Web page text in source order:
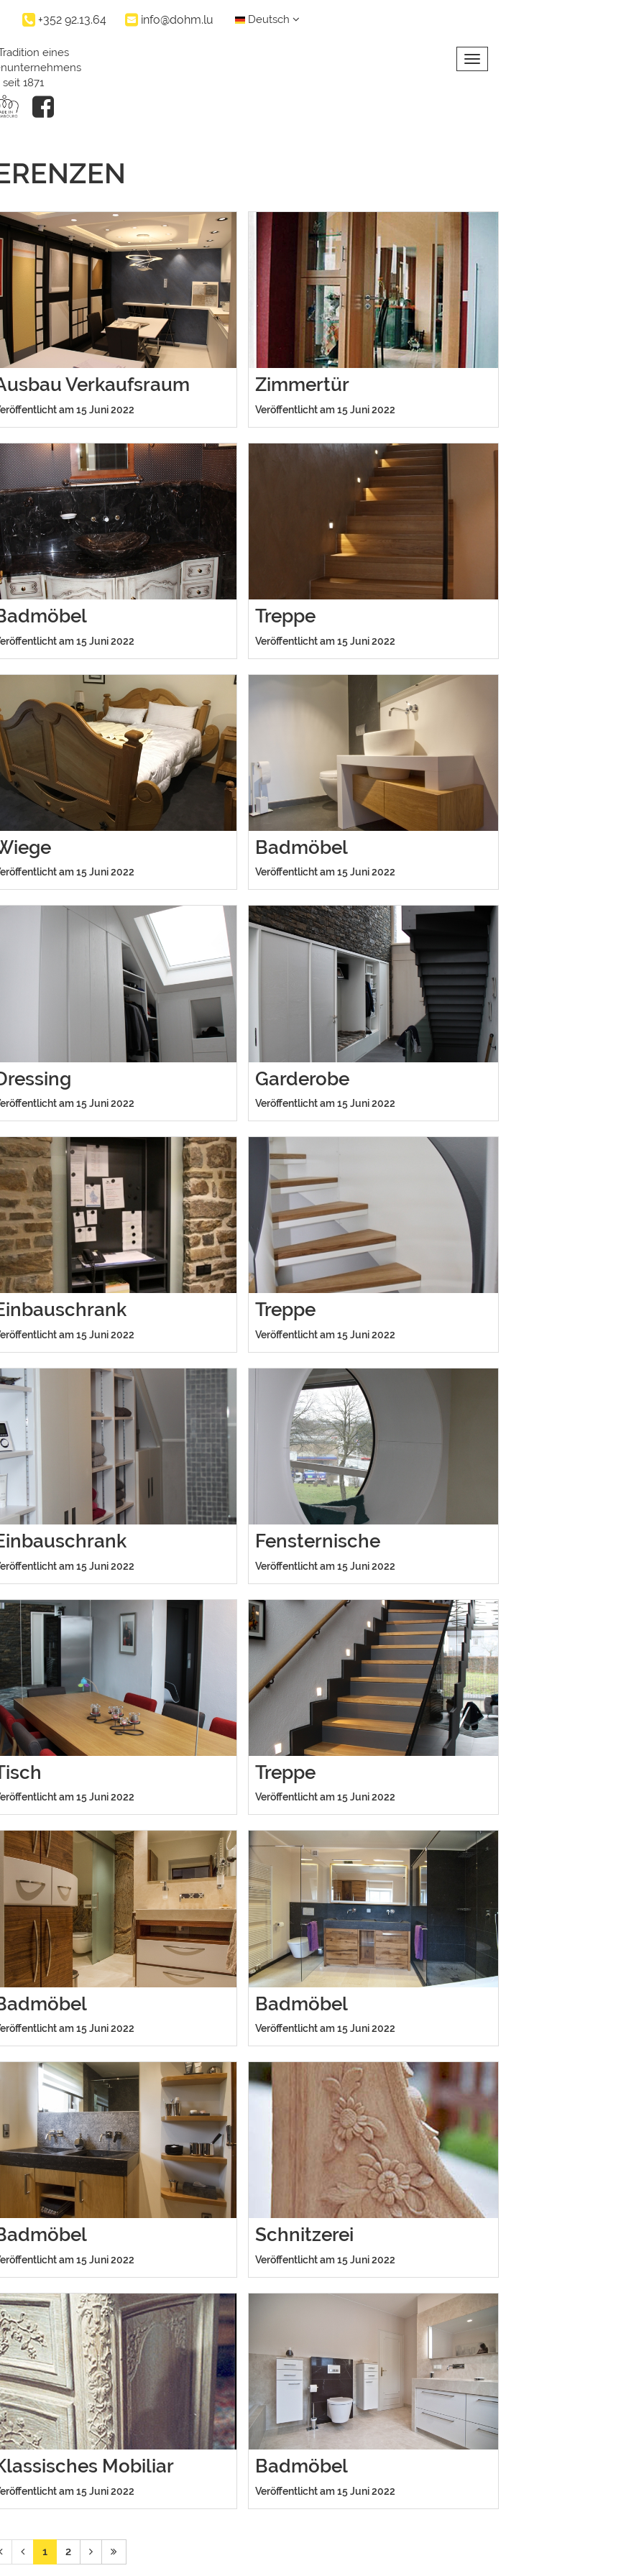
+352 92.13.64 info@dohm.lu Deutsch
eines
seit 1871
Toggle navigation
Verkaufsraum
am 15 Juni 2022
Zimmertür
Veröffentlicht am 15 Juni 2022
am 15 Juni 2022
Treppe
Veröffentlicht am 15 Juni 2022
am 15 Juni 2022
Badmöbel
Veröffentlicht am 15 Juni 2022
am 15 Juni 2022
Garderobe
Veröffentlicht am 15 Juni 2022
am 15 Juni 2022
Treppe
Veröffentlicht am 15 Juni 2022
am 15 Juni 2022
Fensternische
Veröffentlicht am 15 Juni 2022
am 15 Juni 2022
Treppe
Veröffentlicht am 15 Juni 2022
am 15 Juni 2022
Badmöbel
Veröffentlicht am 15 Juni 2022
am 15 Juni 2022
Schnitzerei
Veröffentlicht am 15 Juni 2022
Mobiliar
am 15 Juni 2022
Badmöbel
Veröffentlicht am 15 Juni 2022
1 2